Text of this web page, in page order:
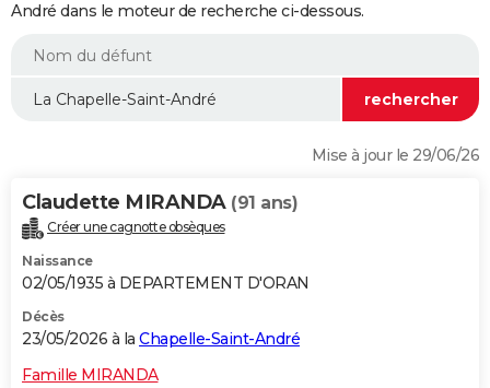
Mobiles
Meilleur smartphone
Internet
Ordinateurs
Jeux vidéo
Guide high-tech
+
BRICOLAGE
Forum
Aménagement intérieur
Extérieur
Cuisine
Salle de bains
Jardinage
Rangement
WEEK-END
Guides de France
Escapades
Patrimoine
Expositions
Musées
Week-end nature
LIFESTYLE
Alimentation
Guide de la santé
Maladies
Médicaments
Sommeil
VOYAGE
Destinations
City break
Voyage nature
Voyage de noces
Forum
Climat
+PHOTO
GUIDES D'ACHAT
BONS PLANS
CARTE DE VOEUX
André dans le moteur de recherche ci-dessous.
Mise à jour le 29/06/26
Claudette MIRANDA (91 ans)
Créer une cagnotte obsèques
Naissance
02/05/1935 à DEPARTEMENT D'ORAN
Décès
23/05/2026 à la Chapelle-Saint-André
Famille MIRANDA